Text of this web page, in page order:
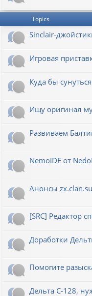
Topics
Sinclair-
Игровая
Куда бы
Ищу оригинал
Развиваем
NemoIDE от
Анонсы zx.clan.su
[SRC] Редактор
Доработки
Помогите
Дельта С-128,